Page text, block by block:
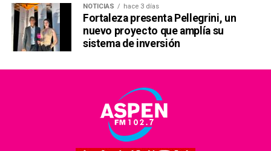
NOTICIAS hace 3 días
Fortaleza presenta Pellegrini, un
nuevo proyecto que amplía su
sistema de inversión